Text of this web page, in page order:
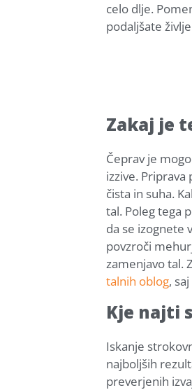
celo dlje.
podaljšate
Zakaj je
Čeprav je
izzive.
čista in suha.
tal. Poleg tega
da se izognete
povzroči
zamenjavo tal.
talnih oblog,
Kje najti
Iskanje
najboljših
preverjenih